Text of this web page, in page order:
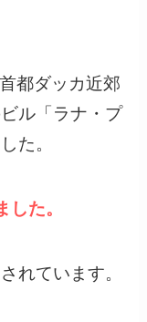
都ダッカ近郊
ル「ラナ・プ
た。
た。
れています。